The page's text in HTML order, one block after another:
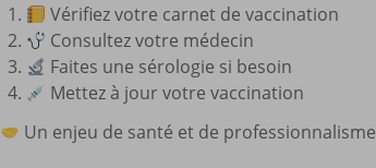
Vérifiez votre carnet de vaccination
Consultez votre médecin
Faites une sérologie si besoin
Mettez à jour votre vaccination
Un enjeu de santé et de professionnalisme